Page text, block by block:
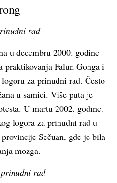
rad
u decembru 2000. godine
praktikovanja Falun Gonga i
za prinudni rad. Često
u samici. Više puta je
U martu 2002. godine,
logora za prinudni rad u
Sečuan, gde je bila
mozga.
rad